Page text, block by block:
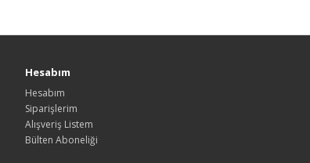
Hesabım
Hesabım
Siparişlerim
Alışveriş Listem
Bülten Aboneliği